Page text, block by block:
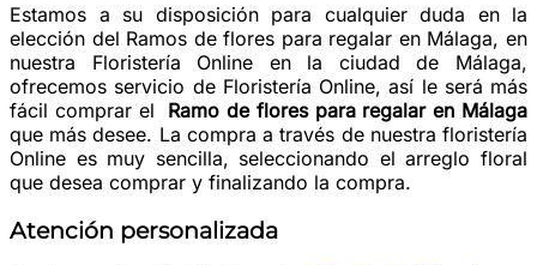
Estamos a su disposición para cualquier duda en la
elección del Ramos de flores para regalar en Málaga, en
nuestra Floristería Online en la ciudad de Málaga,
ofrecemos servicio de Floristería Online, así le será más
fácil comprar el Ramo de flores para regalar en Málaga
que más desee. La compra a través de nuestra floristería
Online es muy sencilla, seleccionando el arreglo floral
que desea comprar y finalizando la compra.
Atención personalizada